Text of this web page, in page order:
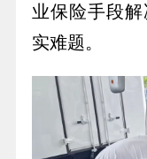
业保险手段
实难题。